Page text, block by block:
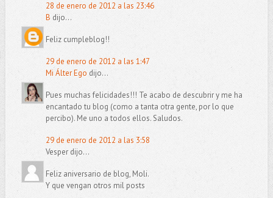
28 de enero de 2012 a las 23:46
B dijo...
Feliz cumpleblog!!
29 de enero de 2012 a las 1:47
Mi Álter Ego dijo...
Pues muchas felicidades!!! Te acabo de descubrir y me ha
encantado tu blog (como a tanta otra gente, por lo que
percibo). Me uno a todos ellos. Saludos.
29 de enero de 2012 a las 3:58
Vesper dijo...
Feliz aniversario de blog, Moli.
Y que vengan otros mil posts